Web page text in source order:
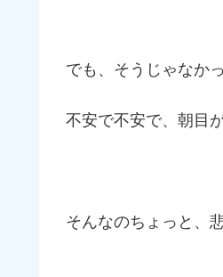
でも、そうじゃなか
不安で不安で、朝目
そんなのちょっと、